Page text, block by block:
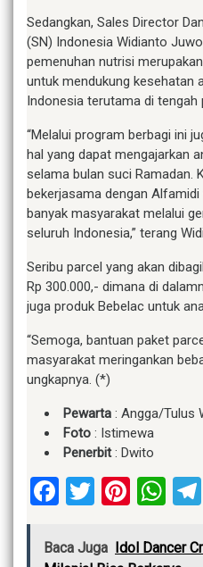
Sedangkan, Sales Director
(SN) Indonesia Widianto
pemenuhan nutrisi
untuk mendukung kesehatan
Indonesia terutama di tengah
“Melalui program berbagi ini
hal yang dapat mengajarkan
selama bulan suci Ramadan.
bekerjasama dengan
banyak masyarakat melalui
seluruh Indonesia,” terang
Seribu parcel yang akan
Rp 300.000,- dimana di
juga produk Bebelac untuk
“Semoga, bantuan paket
masyarakat meringankan
ungkapnya. (*)
Pewarta : Angga/Tulus
Foto : Istimewa
Penerbit: Dwito
Facebook
Twitter
Baca Juga
Idol Dancer